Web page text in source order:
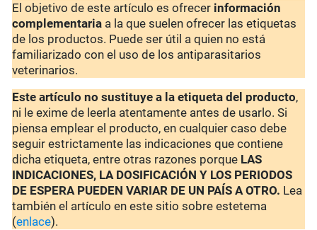
El objetivo de este artículo es ofrecer información
complementaria a la que suelen ofrecer las etiquetas
de los productos. Puede ser útil a quien no está
familiarizado con el uso de los antiparasitarios
veterinarios.
Este artículo no sustituye a la etiqueta del producto,
ni le exime de leerla atentamente antes de usarlo. Si
piensa emplear el producto, en cualquier caso debe
seguir estrictamente las indicaciones que contiene
dicha etiqueta, entre otras razones porque LAS
INDICACIONES, LA DOSIFICACIÓN Y LOS PERIODOS
DE ESPERA PUEDEN VARIAR DE UN PAÍS A OTRO. Lea
también el artículo en este sitio sobre estetema
(enlace).